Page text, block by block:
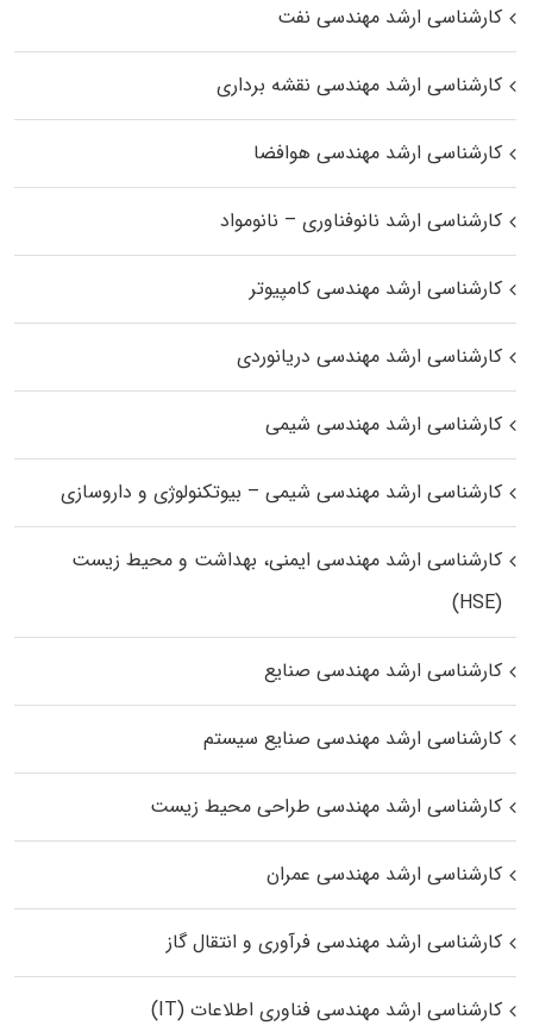
کارشناسی ارشد مهندسی نفت
کارشناسی ارشد مهندسی نقشه برداری
کارشناسی ارشد مهندسی هوافضا
کارشناسی ارشد نانوفناوری – نانومواد
کارشناسی ارشد مهندسی کامپیوتر
کارشناسی ارشد مهندسی دریانوردی
کارشناسی ارشد مهندسی شیمی
کارشناسی ارشد مهندسی شیمی – بیوتکنولوژی و داروسازی
کارشناسی ارشد مهندسی ایمنی، بهداشت و محیط زیست
(HSE)
کارشناسی ارشد مهندسی صنایع
کارشناسی ارشد مهندسی صنایع سیستم
کارشناسی ارشد مهندسی طراحی محیط زیست
کارشناسی ارشد مهندسی عمران
کارشناسی ارشد مهندسی فرآوری و انتقال گاز
کارشناسی ارشد مهندسی فناوری اطلاعات (IT)